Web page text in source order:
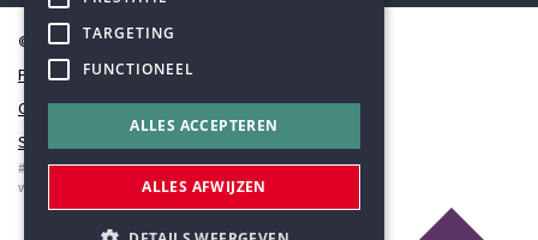
© Humanistisch Verbond 2026
Privacy
Cookiestatement
Sitemap
#codedwithlove byCodelines
webapplicaties
mobiele apps&maatwerk websites
TARGETING
FUNCTIONEEL
ALLES ACCEPTEREN
ALLES AFWIJZEN